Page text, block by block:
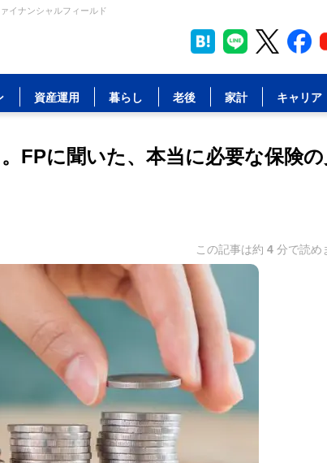
イナンシャルフィールド
資産運用 暮らし 老後 家計 キャリア
FPに聞いた、本当に必要な保険の
この記事は約 4 分で読め